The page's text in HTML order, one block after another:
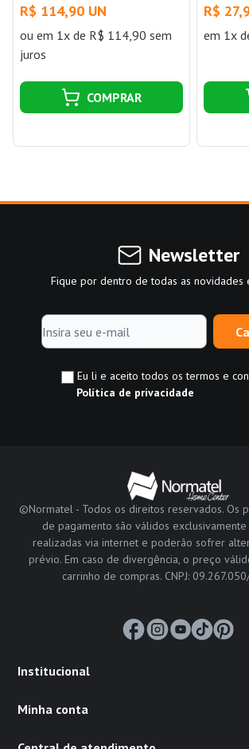
2,44x1,10m Cinza Brasilit
R$ 114,90 UN
ou em 1x de R$ 114,90 sem
juros
COMPRAR
R$
em 1x
Newsletter
Fique por dentro de todas as novidades
Eu li e aceito todos os termos e
Política de privacidade
©Normatel - Todos os direitos reservados. Os
de pagamento são válidos
realizadas via internet e poderão sofrer
prévio. Em caso de divergência, o preço
carrinho de compras. CNPJ:
Institucional
Minha conta